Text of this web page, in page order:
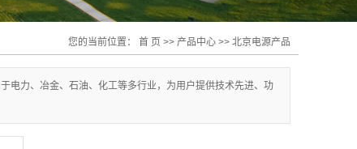
您的当前位置： 首 页 >> 产品中心 >> 北京电源产品
电力、冶金、石油、化工等多行业，为用户提供技术先进、功